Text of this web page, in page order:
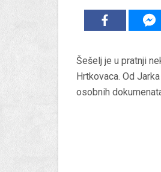
Šešelj je u pratnji
Hrtkovaca. Od
osobnih